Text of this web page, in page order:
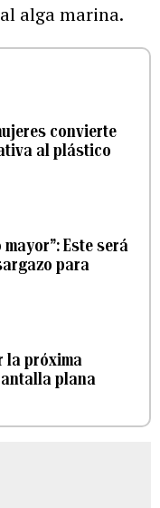
alga marina.
convierte
al plástico
Este será
para
la próxima
plana